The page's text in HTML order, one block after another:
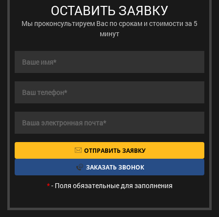
ОСТАВИТЬ ЗАЯВКУ
Мы проконсультируем Вас по срокам и стоимости за 5
минут
ОТПРАВИТЬ ЗАЯВКУ
ЗАКАЗАТЬ ЗВОНОК
*- Поля обязательные для заполнения